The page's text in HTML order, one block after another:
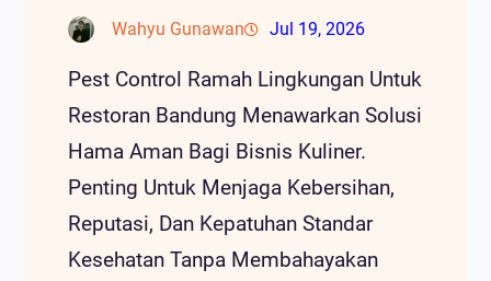
Wahyu Gunawan Jul 19, 2026
Pest Control Ramah Lingkungan Untuk
Restoran Bandung Menawarkan Solusi
Hama Aman Bagi Bisnis Kuliner.
Penting Untuk Menjaga Kebersihan,
Reputasi, Dan Kepatuhan Standar
Kesehatan Tanpa Membahayakan